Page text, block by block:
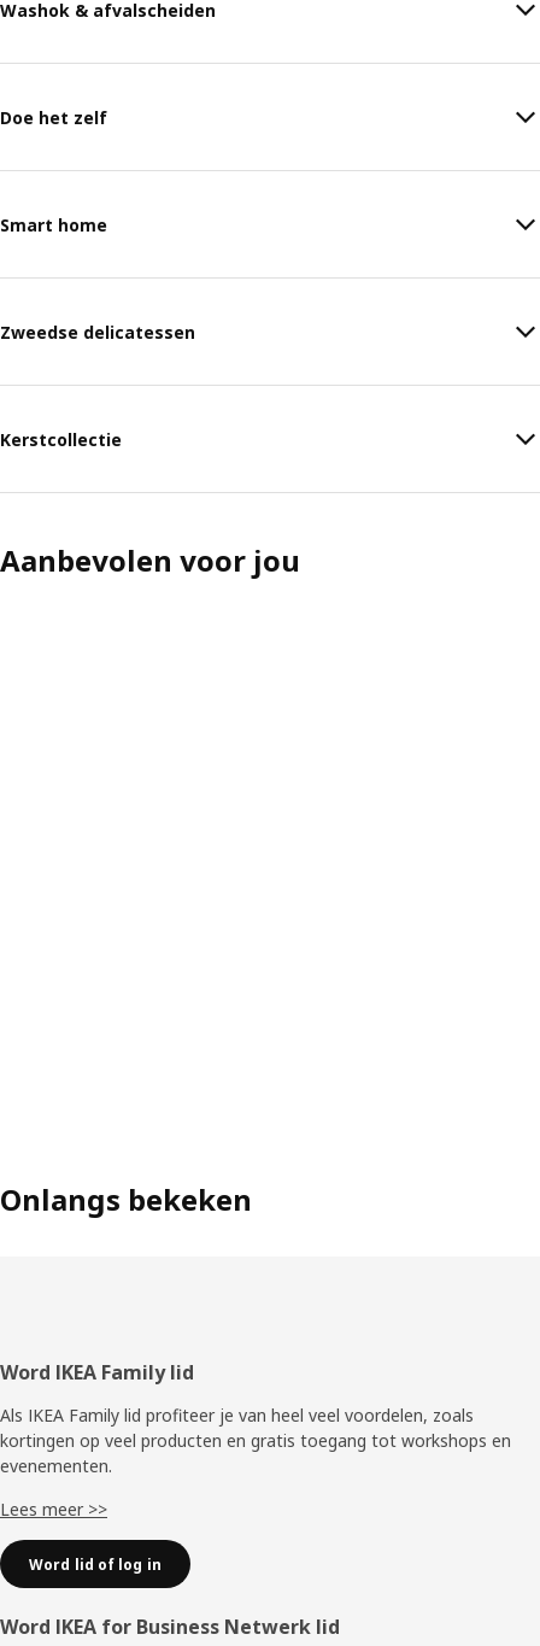
Washok & afvalscheiden
Doe het zelf
Smart home
Zweedse delicatessen
Kerstcollectie
Aanbevolen voor jou
Onlangs bekeken
Voettekst
Word IKEA Family lid
Als IKEA Family lid profiteer je van heel veel voordelen, zoals
kortingen op veel producten en gratis toegang tot workshops en
evenementen.
Lees meer >>
Word lid of log in
Word IKEA for Business Netwerk lid